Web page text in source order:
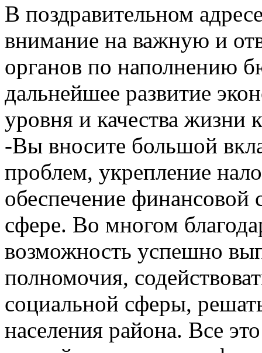
В поздравительном
внимание на важную и
органов по наполнению
дальнейшее развитие
уровня и качества жизни
-Вы вносите большой
проблем, укрепление
обеспечение финансовой
сфере. Во многом
возможность успешно
полномочия,
социальной сферы,
населения района. Все